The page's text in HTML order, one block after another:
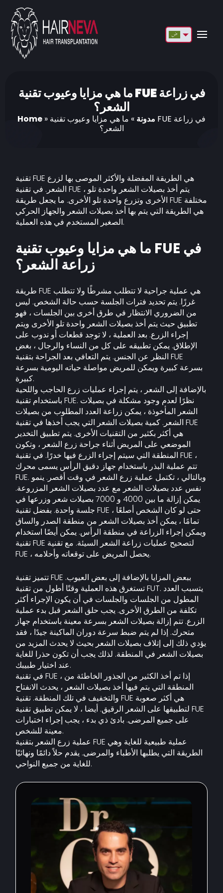
Deutsch
Български
العربية
ما هي مزايا وعيوب تقنية FUE في زراعة
الشعر؟
Home » مدونة » ما هي مزايا وعيوب تقنية FUE في زراعة
الشعر؟
تقنية FUE هي الطريقة المفضلة والأكثر الموصى بها لزرع
الشعر. في تقنية FUE ، يتم أخذ بصيلات الشعر واحدة تلو
الأخرى وتزرع واحدة تلو الأخرى. ما يجعل طريقة FUE مختلفة
هي الطريقة التي يتم بها أخذ بصيلات الشعر والجهاز الحركي
الصغير المستخدم في هذه العملية.
ما هي مزايا وعيوب تقنية FUE في
زراعة الشعر؟
طريقة FUE هي عملية جراحية لا تتطلب مشرطًا ولا تتطلب
غرزًا. يتم تحديد فترات الجلسة حسب حالة الشخص. ليس
من الضروري الانتظار في طرق أخرى بين الجلسات ، فهو
تطبيق حيث يتم أخذ بصيلات الشعر واحدة تلو الأخرى ويتم
إجراء الزرع. بعد العملية ، لا توجد قطعات أو ندوب على
الإطلاق. يمكن تطبيقه على كل من النساء والرجال ، بغض
النظر عن الجنس. يتم التعافي بعد الجراحة بتقنية FUE
بسرعة كبيرة ويمكن للمريض مواصلة حياته اليومية بسرعة
كبيرة.
بالإضافة إلى الشعر ، يتم إجراء عمليات زرع الحاجب واللحية
باستخدام تقنية FUE. نظرًا لعدم وجود مشكلة في بصيلات
الشعر المأخوذة ، يمكن زراعة العدد المطلوب من بصيلات
الشعر. كمية بصيلات الشعر التي يجب أخذها في تقنية FUE
هي أكثر بكثير من التقنيات الأخرى. يتم تطبيق التخدير
الموضعي على المريض أثناء جراحة زرع الشعر ، وتكون
المنطقة التي سيتم إجراء الزرع فيها خدرًا. في تقنية FUE ،
تتم عملية البذر باستخدام جهاز دقيق الرأس يسمى محرك
FUE. وبالتالي ، تكتمل عملية زرع الشعر في وقت أقصر. ينمو
نفس عدد بصيلات الشعر مع عدد بصيلات الشعر المزروعة.
يمكن إزالة ما بين 4000 و 7000 بصيلات شعر وزرعها في
جلسة واحدة. بفضل تقنية FUE ، حتى لو كان الشخص أصلعًا
تمامًا ، يمكن أخذ بصيلات الشعر من منطقة الصدر والساق
ويمكن إجراء الزراعة في منطقة الرأس. يمكن أيضًا استخدام
تقنية FUE لتصحيح عمليات زراعة الشعر السيئة. مع تقنية
FUE ، يحصل المريض على توقعاته وأحلامه.
تتميز تقنية FUE ببعض المزايا بالإضافة إلى بعض العيوب.
تستغرق هذه العملية وقتًا أطول من تقنية FUT. يتسبب العدد
المطول من الجلسات والجلسات في أن يكون الإجراء أكثر
تكلفة من الطرق الأخرى. يجب حلق الشعر قبل بدء عملية
الزرع. تتم إزالة بصيلات الشعر بسرعة معينة باستخدام جهاز
متحرك. إذا لم يتم ضبط سرعة دوران الماكينة جيدًا ، فقد
يؤدي ذلك إلى إتلاف بصيلات الشعر بحيث لا يحدث المزيد من
بصيلات الشعر في المنطقة. لذلك يجب أن تكون حذرا للغاية
عند اختيار طبيبك.
في تقنية FUE ، إذا تم أخذ الكثير من الجذور الخاطئة من
المنطقة التي يتم فيها أخذ بصيلات الشعر ، يحدث الانفتاح
والتخفيف في تلك المنطقة. تقنية FUE هي أكثر صعوبة
لتطبيقها على الشعر الرقيق. أيضا ، لا يمكن تطبيق تقنية FUE
على جميع المرضى. بادئ ذي بدء ، يجب إجراء اختبارات
معينة للشخص.
عملية زرع الشعر بتقنية FUE عملية طبيعية للغاية وهي
الطريقة التي يطلبها الأطباء والمرضى. يقدم حلاً دائمًا ونهائيًا
للغاية من جميع النواحي.